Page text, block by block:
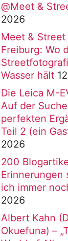
@Meet &
2026
Meet &
Freiburg: Wo
Wasser hält
Die Leica M-
Auf der
perfekten
Teil 2 (ein
2026
200
Erinnerungen
ich immer
2026
Albert Kahn
Okuefuna) –